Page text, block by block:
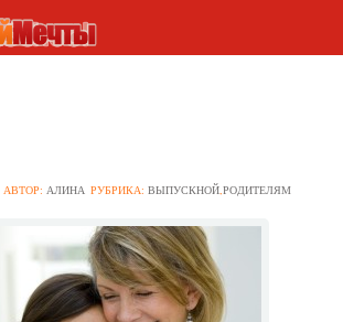
АВТОР:АЛИНА РУБРИКА:ВЫПУСКНОЙ,РОДИТЕЛЯМ